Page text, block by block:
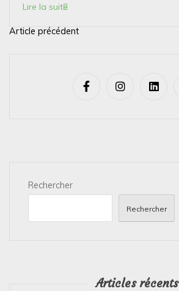
Lire la suite
N
Article précédent
Rechercher
Rechercher
Articles récents